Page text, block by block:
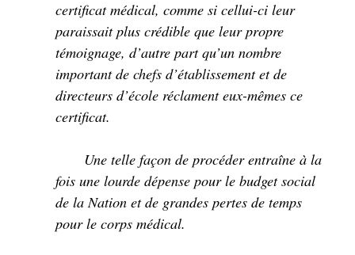
certificat médical, comme si cellui-ci leur
paraissait plus crédible que leur propre
témoignage, d’autre part qu’un nombre
important de chefs d’établissement et de
directeurs d’école réclament eux-mêmes ce
certificat.
Une telle façon de procéder entraîne à la
fois une lourde dépense pour le budget social
de la Nation et de grandes pertes de temps
pour le corps médical.